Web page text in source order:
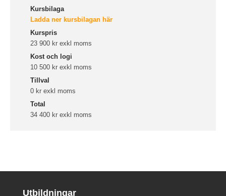
Kursbilaga
Ladda ner kursbilagan här
Kurspris
23 900 kr exkl moms
Kost och logi
10 500 kr exkl moms
Tillval
0 kr exkl moms
Total
34 400 kr exkl moms
Utbildningar